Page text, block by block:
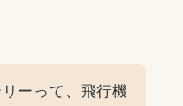
ーって、飛行機